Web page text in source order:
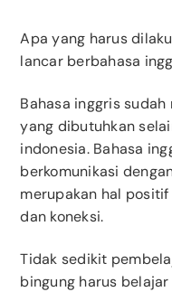
Apa yang harus
lancar berbahasa
Bahasa inggris
yang dibutuhkan
indonesia. Bahasa
berkomunikasi
merupakan hal
dan koneksi.
Tidak sedikit
bingung harus